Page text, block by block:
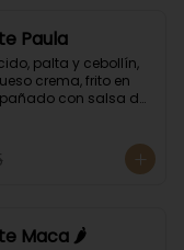
Paula
palta y cebollín,
crema, frito en
con salsa de
Maca 🌶️